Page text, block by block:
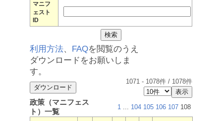
マニフ
ェスト
ID
利用方法、 FAQを閲覧のうえ
ダウンロードをお願いしま
す。
1071 - 1078件 / 1078件
政策（マニフェス
ト）一覧
1 ... 104 105 106 107 108